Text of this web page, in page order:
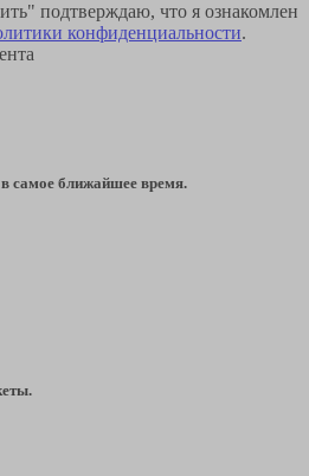
подтверждаю, что я ознакомлен
конфиденциальности.
самое ближайшее время.